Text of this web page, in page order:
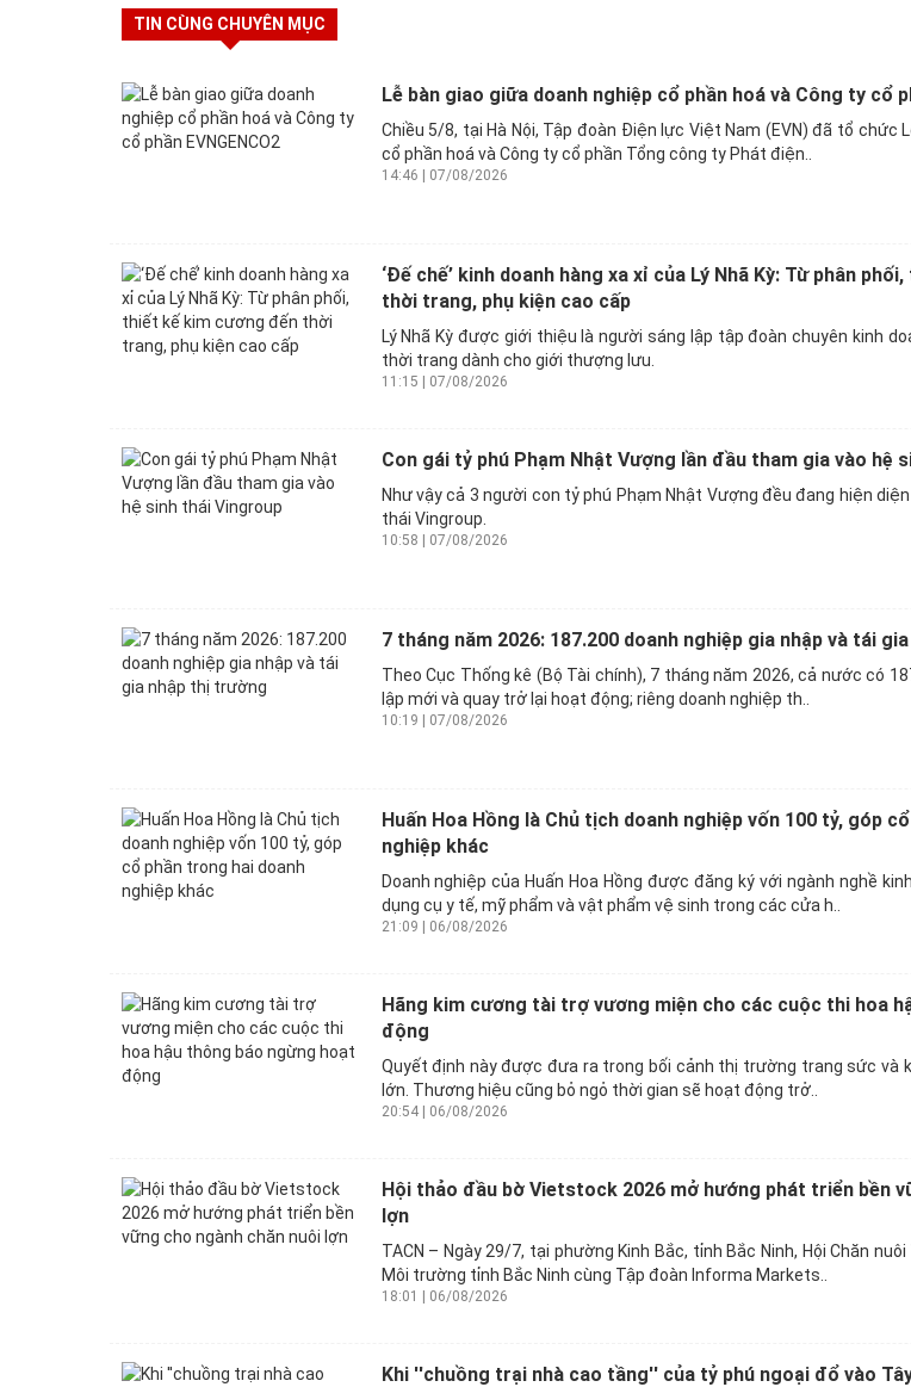
TIN CÙNG CHUYÊN MỤC
Lễ bàn giao giữa doanh nghiệp cổ phần hoá và Công ty cổ
Chiều 5/8, tại Hà Nội, Tập đoàn Điện lực Việt Nam (EVN) đã tổ chức
cổ phần hoá và Công ty cổ phần Tổng công ty Phát điện..
14:46 | 07/08/2026
‘Đế chế’ kinh doanh hàng xa xỉ của Lý Nhã Kỳ: Từ phân
thời trang, phụ kiện cao cấp
Lý Nhã Kỳ được giới thiệu là người sáng lập tập đoàn chuyên kinh
thời trang dành cho giới thượng lưu.
11:15 | 07/08/2026
Con gái tỷ phú Phạm Nhật Vượng lần đầu tham gia vào hệ
Như vậy cả 3 người con tỷ phú Phạm Nhật Vượng đều đang hiện
thái Vingroup.
10:58 | 07/08/2026
7 tháng năm 2026: 187.200 doanh nghiệp gia nhập và tái
Theo Cục Thống kê (Bộ Tài chính), 7 tháng năm 2026, cả nước có
lập mới và quay trở lại hoạt động; riêng doanh nghiệp th..
10:19 | 07/08/2026
Huấn Hoa Hồng là Chủ tịch doanh nghiệp vốn 100 tỷ, góp
nghiệp khác
Doanh nghiệp của Huấn Hoa Hồng được đăng ký với ngành nghề
dụng cụ y tế, mỹ phẩm và vật phẩm vệ sinh trong các cửa h..
21:09 | 06/08/2026
Hãng kim cương tài trợ vương miện cho các cuộc thi hoa
động
Quyết định này được đưa ra trong bối cảnh thị trường trang sức và
lớn. Thương hiệu cũng bỏ ngỏ thời gian sẽ hoạt động trở..
20:54 | 06/08/2026
Hội thảo đầu bờ Vietstock 2026 mở hướng phát triển bền
lợn
TACN – Ngày 29/7, tại phường Kinh Bắc, tỉnh Bắc Ninh, Hội Chăn
Môi trường tỉnh Bắc Ninh cùng Tập đoàn Informa Markets..
18:01 | 06/08/2026
Khi ''chuồng trại nhà cao tầng'' của tỷ phú ngoại đổ vào